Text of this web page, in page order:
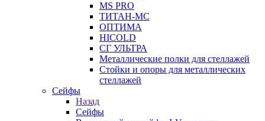
MS PRO
ТИТАН-МС
ОПТИМА
HICOLD
СГ УЛЬТРА
Металлические полки для стеллажей
Стойки и опоры для металлических
стеллажей
Сейфы
Назад
Сейфы